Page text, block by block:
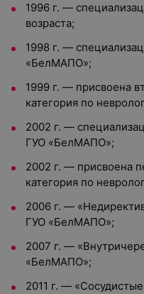
1996 г. —
возраста;
1998 г. —
«БелМАПО»;
1999 г. — присвоена
категория по
2002 г. —
ГУО «БелМАПО»;
2002 г. — присвоена
категория по
2006 г. —
ГУО «БелМАПО»;
2007 г. —
«БелМАПО»;
2011 г. —